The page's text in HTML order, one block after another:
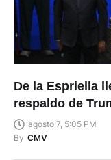
De la Espriella
respaldo de
agosto 7, 5:05 PM
By CMV